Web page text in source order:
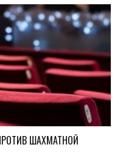
ШАХМАТНОЙ